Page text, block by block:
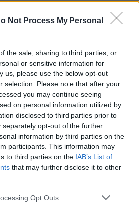
Not Process My Personal
the sale, sharing to third parties, or
or sensitive information for
us, please use the below opt-out
selection. Please note that after your
you may continue seeing
on personal information utilized by
disclosed to third parties prior to
separately opt-out of the further
information by third parties on the
participants. This information may
to third parties on the IAB’s List of
that may further disclose it to other
Opt Outs
stor del ansvariga för konsistensen,
inte tänker på något annat än öl,
till den flytande njutningen
Det finns praktiska prylar från
ölglas, öllitteratur ochölrelaterad
med öl, ölsenap,
kryddor och alla möjliga andra
från Vulkan är till exempel ganska
har skapat ett perfekt sött
av öl med sin karamelliserade
av ett delikat karamelllager,
sötma och smaken av solmoget
att den knapriga malten är så läcker
försvinner snabbare än man kan